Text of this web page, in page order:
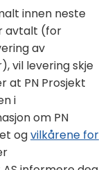
innen neste
avtalt (for
av
vil levering skje
at PN Prosjekt
i
om PN
ogvilkårene for